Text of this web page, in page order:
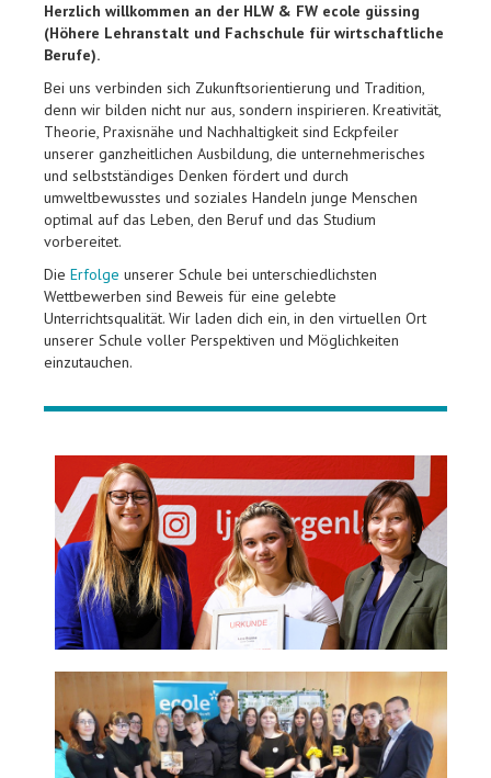
Herzlich willkommen an der HLW & FW ecole güssing
(Höhere Lehranstalt und Fachschule für wirtschaftliche
Berufe).
Bei uns verbinden sich Zukunftsorientierung und Tradition,
denn wir bilden nicht nur aus, sondern inspirieren. Kreativität,
Theorie, Praxisnähe und Nachhaltigkeit sind Eckpfeiler
unserer ganzheitlichen Ausbildung, die unternehmerisches
und selbstständiges Denken fördert und durch
umweltbewusstes und soziales Handeln junge Menschen
optimal auf das Leben, den Beruf und das Studium
vorbereitet.
Die Erfolge unserer Schule bei unterschiedlichsten
Wettbewerben sind Beweis für eine gelebte
Unterrichtsqualität. Wir laden dich ein, in den virtuellen Ort
unserer Schule voller Perspektiven und Möglichkeiten
einzutauchen.